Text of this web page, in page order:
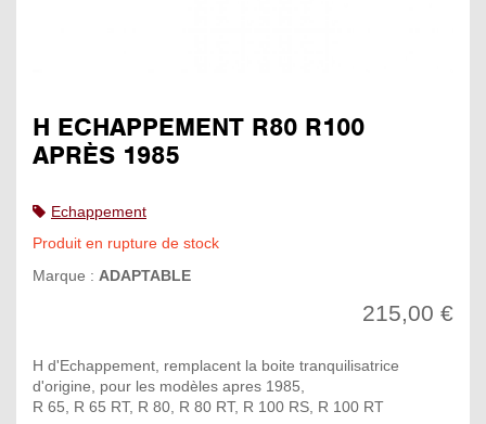
H ECHAPPEMENT R80 R100
APRÈS 1985
Echappement
Produit en rupture de stock
Marque : ADAPTABLE
215,00 €
H d'Echappement, remplacent la boite tranquilisatrice
d'origine, pour les modèles apres 1985,
R 65, R 65 RT, R 80, R 80 RT, R 100 RS, R 100 RT